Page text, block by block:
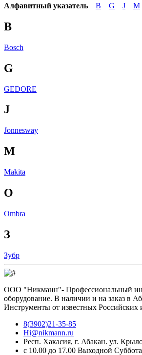
Алфавитный указатель B G J M
B
Bosch
G
GEDORE
J
Jonnesway
M
Makita
O
Ombra
З
Зубр
ООО "Никманн"- Профессиональный
оборудование. В наличии и на заказ в
Инструменты от известных Российских
8(3902)21-35-85
Hi@nikmann.ru
Респ. Хакасия, г. Абакан. ул.
c 10.00 до 17.00 Выходной